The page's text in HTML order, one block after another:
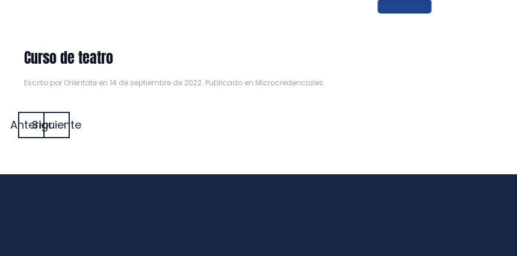
Curso de teatro
Escrito por Oriéntate en 14 de septiembre de 2022. Publicado en Microcredenciales.
AnteriorSiguiente